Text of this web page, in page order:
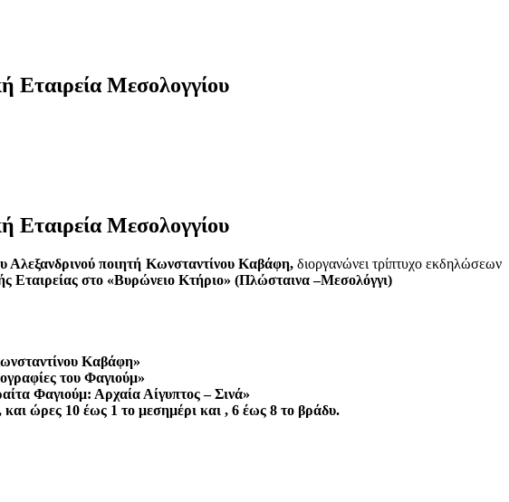
Εταιρεία Μεσολογγίου
Εταιρεία Μεσολογγίου
Αλεξανδρινού ποιητή Κωνσταντίνου Καβάφη,διοργανώνει τρίπτυχο εκδηλώσεων
Εταιρείας στο «Βυρώνειο Κτήριο» (Πλώσταινα –Μεσολόγγι)
Καβάφη»
του Φαγιούμ»
Φαγιούμ: Αρχαία Αίγυπτος – Σινά»
ώρες 10 έως 1 το μεσημέρι και , 6 έως 8 το βράδυ.